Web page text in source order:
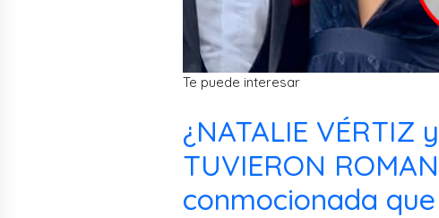
Te puede interesar
¿NATALIE VÉRTIZ
TUVIERON
conmocionada que